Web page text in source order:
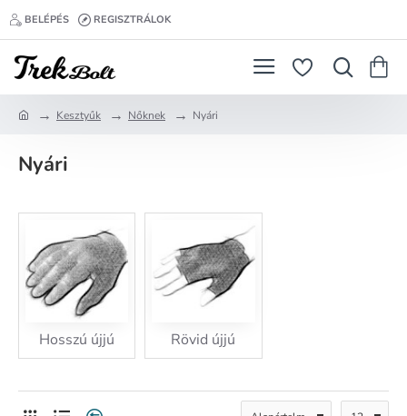
BELÉPÉS REGISZTRÁLOK
m
Kesztyűk Nőknek Nyári
Nyári
Hosszú újjú Rövid újjú